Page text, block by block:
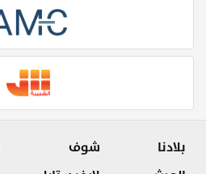
بلادنا
شوف